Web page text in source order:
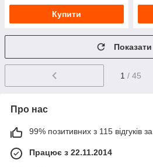
Купити
1 / 45
Про нас
99% позитивних з 115 відгуків за
Працює з 22.11.2014